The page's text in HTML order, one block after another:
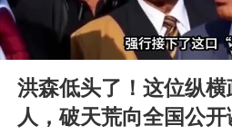
宇树科技
方程豹钛
Play
00:00
洪森低头了！这位纵
人，破天荒向全国公